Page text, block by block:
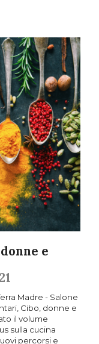
e
Madre - Salone
Cibo, donne e
il volume
sulla cucina
percorsi e